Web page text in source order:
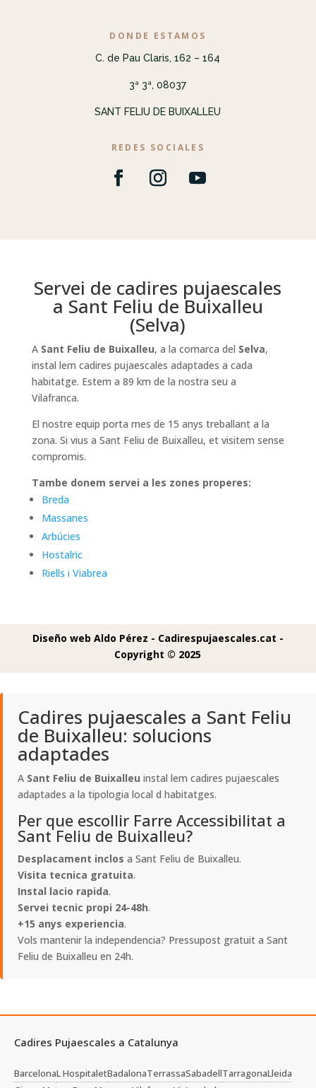
DONDE ESTAMOS
C. de Pau Claris, 162 – 164
3ª 3ª, 08037
SANT FELIU DE BUIXALLEU
REDES SOCIALES
Servei de cadires pujaescales
a Sant Feliu de Buixalleu
(Selva)
A Sant Feliu de Buixalleu, a la comarca del Selva,
instal lem cadires pujaescales adaptades a cada
habitatge. Estem a 89 km de la nostra seu a
Vilafranca.
El nostre equip porta mes de 15 anys treballant a la
zona. Si vius a Sant Feliu de Buixalleu, et visitem sense
compromis.
Tambe donem servei a les zones properes:
Breda
Massanes
Arbúcies
Hostalric
Riells i Viabrea
Diseño web Aldo Pérez - Cadirespujaescales.cat -
Copyright © 2025
Cadires pujaescales a Sant Feliu
de Buixalleu: solucions
adaptades
A Sant Feliu de Buixalleu instal lem cadires pujaescales
adaptades a la tipologia local d habitatges.
Per que escollir Farre Accessibilitat a
Sant Feliu de Buixalleu?
Desplacament inclos a Sant Feliu de Buixalleu.
Visita tecnica gratuita.
Instal lacio rapida.
Servei tecnic propi 24-48h.
+15 anys experiencia.
Vols mantenir la independencia? Pressupost gratuit a Sant
Feliu de Buixalleu en 24h.
Cadires Pujaescales a Catalunya
BarcelonaL HospitaletBadalonaTerrassaSabadellTarragonaLleida